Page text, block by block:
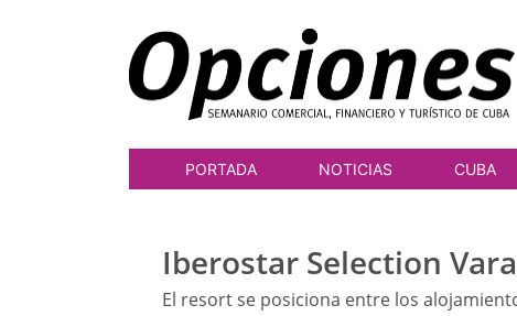
PORTADA NOTICIAS CUBA
Iberostar Selection
El resort se posiciona entre los